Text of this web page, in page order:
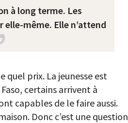
à long terme. Les
même. Elle n’attend
quel prix. La jeunesse est
certains arrivent à
capables de le faire aussi.
Donc c’est une question